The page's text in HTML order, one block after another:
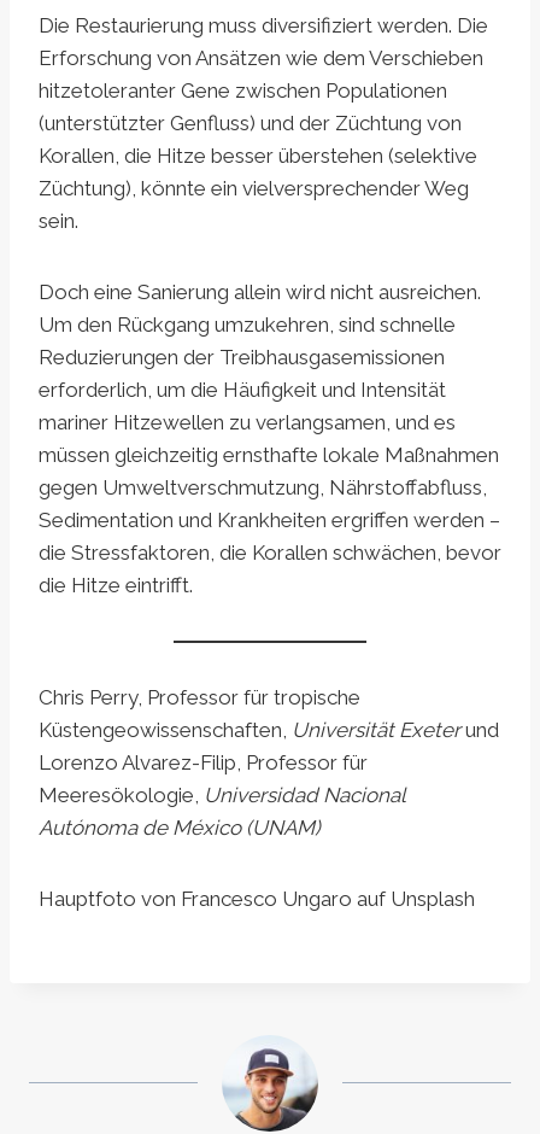
Die Restaurierung muss diversifiziert werden. Die
Erforschung von Ansätzen wie dem Verschieben
hitzetoleranter Gene zwischen Populationen
(unterstützter Genfluss) und der Züchtung von
Korallen, die Hitze besser überstehen (selektive
Züchtung), könnte ein vielversprechender Weg
sein.
Doch eine Sanierung allein wird nicht ausreichen.
Um den Rückgang umzukehren, sind schnelle
Reduzierungen der Treibhausgasemissionen
erforderlich, um die Häufigkeit und Intensität
mariner Hitzewellen zu verlangsamen, und es
müssen gleichzeitig ernsthafte lokale Maßnahmen
gegen Umweltverschmutzung, Nährstoffabfluss,
Sedimentation und Krankheiten ergriffen werden –
die Stressfaktoren, die Korallen schwächen, bevor
die Hitze eintrifft.
Chris Perry, Professor für tropische
Küstengeowissenschaften, Universität Exeterund
Lorenzo Alvarez-Filip, Professor für
Meeresökologie, Universidad Nacional
Autónoma de México (UNAM)
Hauptfoto von Francesco Ungaro auf Unsplash